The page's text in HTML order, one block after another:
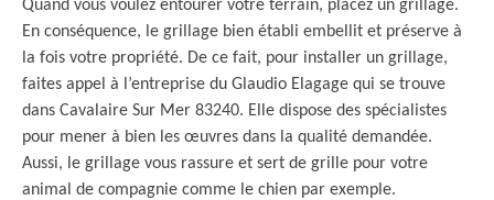
Quand vous voulez entourer votre terrain, placez un grillage.
En conséquence, le grillage bien établi embellit et préserve à
la fois votre propriété. De ce fait, pour installer un grillage,
faites appel à l’entreprise du Glaudio Elagage qui se trouve
dans Cavalaire Sur Mer 83240. Elle dispose des spécialistes
pour mener à bien les œuvres dans la qualité demandée.
Aussi, le grillage vous rassure et sert de grille pour votre
animal de compagnie comme le chien par exemple.